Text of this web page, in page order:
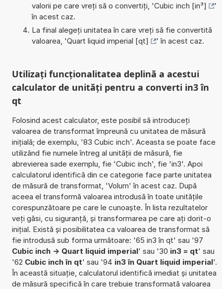
valorii pe care vreți să o convertiți, 'Cubic inch [in³]
'
în acest caz.
La final alegeți unitatea în care vreți să fie convertită
valoarea, 'Quart liquid imperial [qt] ' în acest caz.
Utilizați funcționalitatea deplină a acestui
calculator de unități pentru a converti in3 în
qt
Folosind acest calculator, este posibil să introduceți
valoarea de transformat împreună cu unitatea de măsură
inițială; de exemplu, '83 Cubic inch'. Aceasta se poate face
utilizând fie numele întreg al unității de măsură, fie
abrevierea sade exemplu, fie 'Cubic inch', fie 'in3'. Apoi
calculatorul identifică din ce categorie face parte unitatea
de măsură de transformat, 'Volum' în acest caz. După
aceea el transformă valoarea introdusă în toate unitățile
corespunzătoare pe care le cunoaște. În lista rezultatelor
veți găsi, cu siguranță, și transformarea pe care ați dorit-o
inițial. Există și posibilitatea ca valoarea de transformat să
fie introdusă sub forma următoare: '65 in3 în qt' sau '97
Cubic inch -> Quart liquid imperial' sau '30 in3 = qt' sau
'62 Cubic inch în qt' sau '94 in3 în Quart liquid imperial'.
În această situație, calculatorul identifică imediat și unitatea
de măsură specifică în care trebuie transformată valoarea